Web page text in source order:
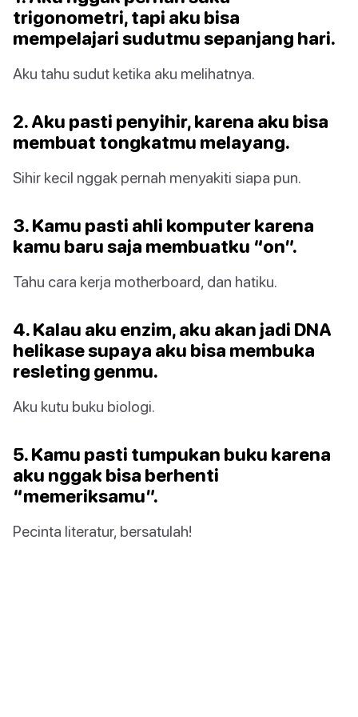
trigonometri, tapi aku bisa
mempelajari sudutmu sepanjang hari.
Aku tahu sudut ketika aku melihatnya.
2. Aku pasti penyihir, karena aku bisa
membuat tongkatmu melayang.
Sihir kecil nggak pernah menyakiti siapa pun.
3. Kamu pasti ahli komputer karena
kamu baru saja membuatku “on”.
Tahu cara kerja motherboard, dan hatiku.
4. Kalau aku enzim, aku akan jadi DNA
helikase supaya aku bisa membuka
resleting genmu.
Aku kutu buku biologi.
5. Kamu pasti tumpukan buku karena
aku nggak bisa berhenti
“memeriksamu”.
Pecinta literatur, bersatulah!